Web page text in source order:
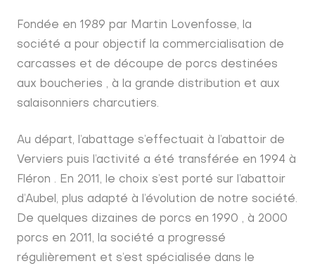
Fondée en 1989 par Martin Lovenfosse, la
société a pour objectif la commercialisation de
carcasses et de découpe de porcs destinées
aux boucheries , à la grande distribution et aux
salaisonniers charcutiers.
Au départ, l’abattage s’effectuait à l’abattoir de
Verviers puis l’activité a été transférée en 1994 à
Fléron . En 2011, le choix s’est porté sur l’abattoir
d’Aubel, plus adapté à l’évolution de notre société.
De quelques dizaines de porcs en 1990 , à 2000
porcs en 2011, la société a progressé
régulièrement et s’est spécialisée dans le